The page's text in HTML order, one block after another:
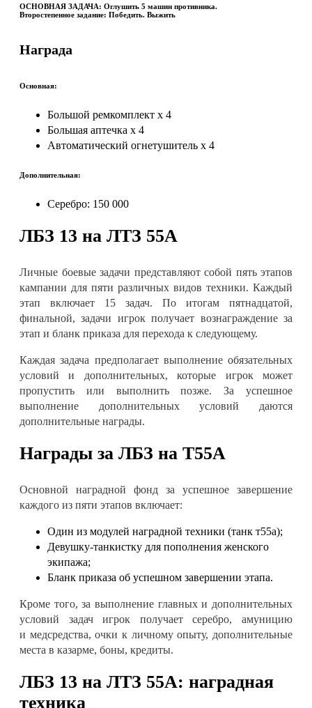
ОСНОВНАЯ ЗАДАЧА: Оглушить 5 машин противника.
Второстепенное задание: Победить. Выжить
Награда
Основная:
Большой ремкомплект x 4
Большая аптечка x 4
Автоматический огнетушитель x 4
Дополнительная:
Серебро: 150 000
ЛБЗ 13 на ЛTЗ 55А
Личные боевые задачи представляют собой пять этапов
кампании для пяти различных видов техники. Каждый
этап включает 15 задач. По итогам пятнадцатой,
финальной, задачи игрок получает вознаграждение за
этап и бланк приказа для перехода к следующему.
Каждая задача предполагает выполнение обязательных
условий и дополнительных, которые игрок может
пропустить или выполнить позже. За успешное
выполнение дополнительных условий даются
дополнительные награды.
Награды за ЛБЗ на Т55А
Основной наградной фонд за успешное завершение
каждого из пяти этапов включает:
Один из модулей наградной техники (танк т55а);
Девушку-танкистку для пополнения женского
экипажа;
Бланк приказа об успешном завершении этапа.
Кроме того, за выполнение главных и дополнительных
условий задач игрок получает серебро, амуницию
и медсредства, очки к личному опыту, дополнительные
места в казарме, боны, кредиты.
ЛБЗ 13 на ЛТЗ 55А: наградная
техника